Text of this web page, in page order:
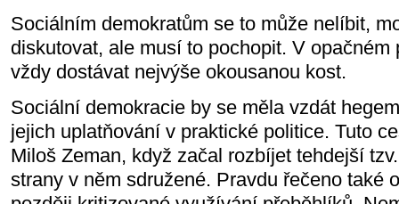
Sociálním demokratům se to může nelíbit,
diskutovat, ale musí to pochopit. V opačném
vždy dostávat nejvýše okousanou kost.
Sociální demokracie by se měla vzdát
jejich uplatňování v praktické politice. Tuto
Miloš Zeman, když začal rozbíjet tehdejší
strany v něm sdružené. Pravdu řečeno také